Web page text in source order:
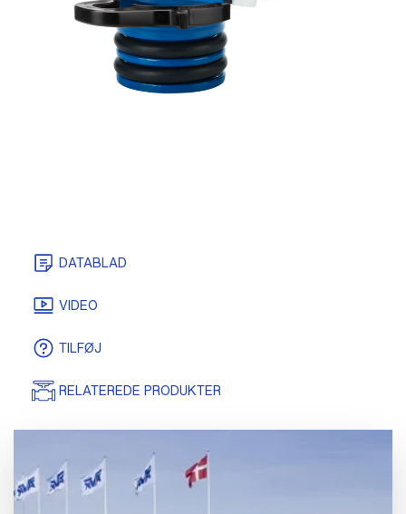
DATABLAD
TEGNINGER/MODELLER
VIDEO
TILFØJ
RELATEREDE PRODUKTER